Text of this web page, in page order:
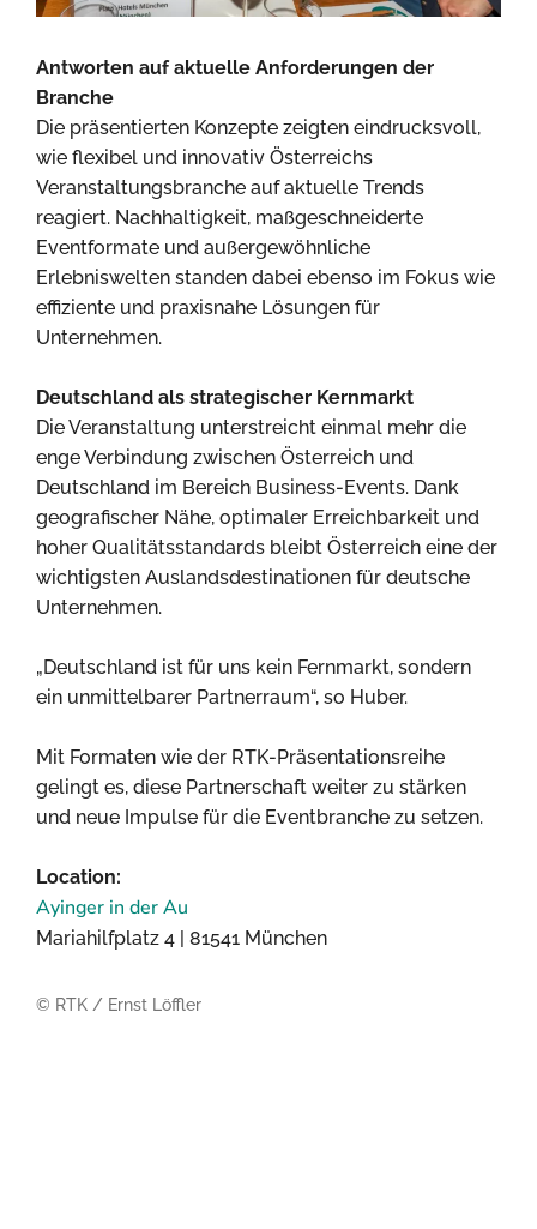
Antworten auf aktuelle Anforderungen der
Branche
Die präsentierten Konzepte zeigten eindrucksvoll,
wie flexibel und innovativ Österreichs
Veranstaltungsbranche auf aktuelle Trends
reagiert. Nachhaltigkeit, maßgeschneiderte
Eventformate und außergewöhnliche
Erlebniswelten standen dabei ebenso im Fokus wie
effiziente und praxisnahe Lösungen für
Unternehmen.
Deutschland als strategischer Kernmarkt
Die Veranstaltung unterstreicht einmal mehr die
enge Verbindung zwischen Österreich und
Deutschland im Bereich Business-Events. Dank
geografischer Nähe, optimaler Erreichbarkeit und
hoher Qualitätsstandards bleibt Österreich eine der
wichtigsten Auslandsdestinationen für deutsche
Unternehmen.
„Deutschland ist für uns kein Fernmarkt, sondern
ein unmittelbarer Partnerraum“, so Huber.
Mit Formaten wie der RTK-Präsentationsreihe
gelingt es, diese Partnerschaft weiter zu stärken
und neue Impulse für die Eventbranche zu setzen.
Location:
Ayinger in der Au
Mariahilfplatz 4 | 81541 München
© RTK / Ernst Löffler